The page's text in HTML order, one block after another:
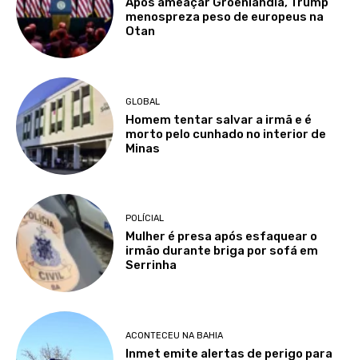
menospreza peso de europeus na
Otan
GLOBAL
Homem tentar salvar a irmã e é
morto pelo cunhado no interior de
Minas
POLÍCIAL
Mulher é presa após esfaquear o
irmão durante briga por sofá em
Serrinha
ACONTECEU NA BAHIA
Inmet emite alertas de perigo para